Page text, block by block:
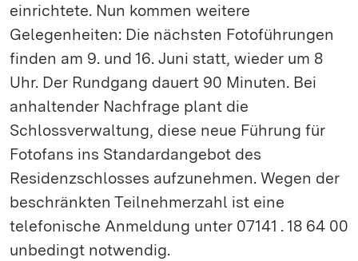
einrichtete. Nun kommen weitere
Gelegenheiten: Die nächsten Fotoführungen
finden am 9. und 16. Juni statt, wieder um 8
Uhr. Der Rundgang dauert 90 Minuten. Bei
anhaltender Nachfrage plant die
Schlossverwaltung, diese neue Führung für
Fotofans ins Standardangebot des
Residenzschlosses aufzunehmen. Wegen der
beschränkten Teilnehmerzahl ist eine
telefonische Anmeldung unter 07141 . 18 64 00
unbedingt notwendig.